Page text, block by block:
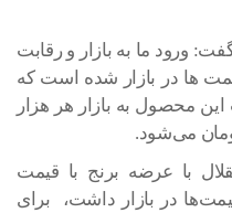
ورود ما به بازار و رقابت
ها در بازار شده است که
محصول به بازار هر هزار
می‌شود.
با عرضه برنج با قیمت
در بازار داشت، برای